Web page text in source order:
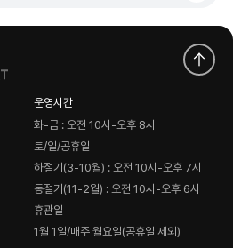
운영시간
화-금 : 오전 10시-오후 8시
토/일/공휴일
하절기(3-10월) : 오전 10시-오후 7시
동절기(11-2월) : 오전 10시-오후 6시
휴관일
1월 1일/매주 월요일(공휴일 제외)